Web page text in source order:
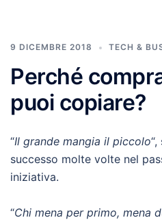
9 DICEMBRE 2018 TECH &
Perché
puoi copiare?
“Il grande mangia il piccolo
successo molte volte nel
iniziativa.
“Chi mena per primo, mena